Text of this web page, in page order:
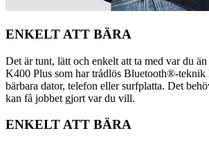
ENKELT ATT BÄRA
Det är tunt, lätt och enkelt att ta med var du
K400 Plus som har trådlös Bluetooth®-teknik
bärbara dator, telefon eller surfplatta. Det
kan få jobbet gjort var du vill.
ENKELT ATT BÄRA